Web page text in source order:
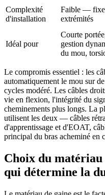
Complexité
d'installation
Faible —
extrémités
Idéal pour
Courte
gestion
du mou,
Le compromis essentiel : les
automatiquement le mou sur
cycles modéré. Les câbles
vie en flexion, l'intégrité du
cheminements plus longs. La
utilisent les deux — câbles
d'apprentissage et d'EOAT,
principal du bras acheminé en
Choix du
qui détermine la